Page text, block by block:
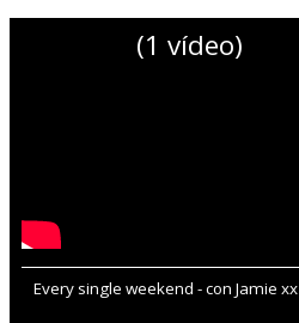
(1 vídeo)
Every single weekend - con Jamie xx